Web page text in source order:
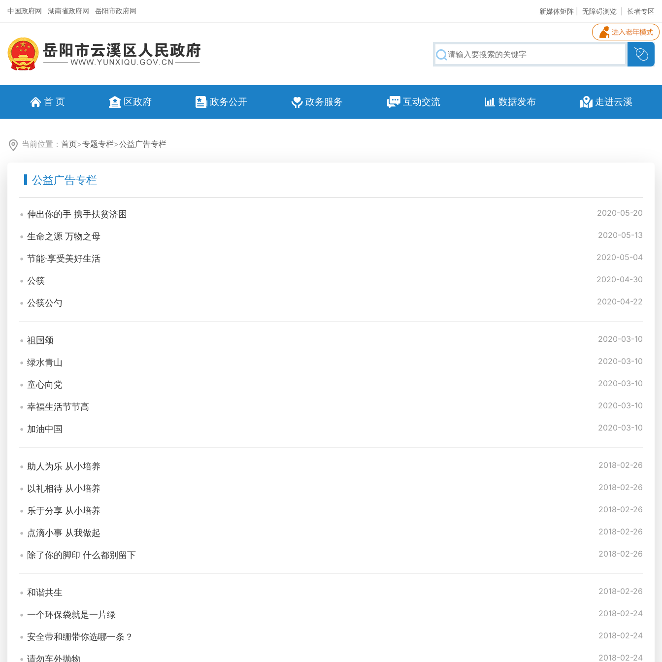
中国政府网 湖南省政府网 岳阳市政府网 新媒体矩阵 无障碍浏览 长者专区
首 页 区政府 政务公开 政务服务 互动交流 数据发布 走进云溪
当前位置： 首页>专题专栏>公益广告专栏
公益广告专栏
伸出你的手 携手扶贫济困 2020-05-20
生命之源 万物之母 2020-05-13
节能·享受美好生活 2020-05-04
公筷 2020-04-30
公筷公勺 2020-04-22
祖国颂 2020-03-10
绿水青山 2020-03-10
童心向党 2020-03-10
幸福生活节节高 2020-03-10
加油中国 2020-03-10
助人为乐 从小培养 2018-02-26
以礼相待 从小培养 2018-02-26
乐于分享 从小培养 2018-02-26
点滴小事 从我做起 2018-02-26
除了你的脚印 什么都别留下 2018-02-26
和谐共生 2018-02-26
一个环保袋就是一片绿 2018-02-24
安全带和绷带你选哪一条？ 2018-02-24
请勿车外抛物 2018-02-24